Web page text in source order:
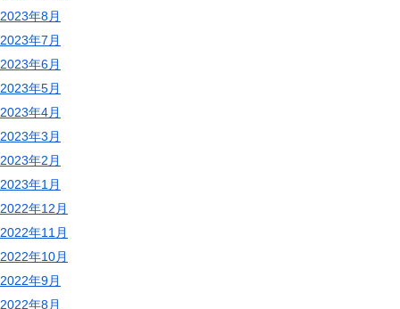
2023年8月
2023年7月
2023年6月
2023年5月
2023年4月
2023年3月
2023年2月
2023年1月
2022年12月
2022年11月
2022年10月
2022年9月
2022年8月